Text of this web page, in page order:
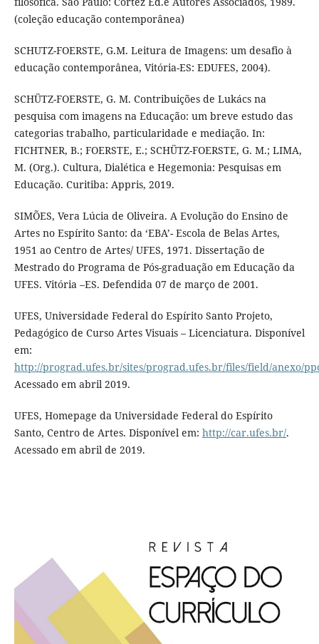
(coleção educação contemporânea)
SCHUTZ-FOERSTE, G.M. Leitura de Imagens: um desafio à
educação contemporânea, Vitória-ES: EDUFES, 2004).
SCHÜTZ-FOERSTE, G. M. Contribuições de Lukács na
pesquisa com imagens na Educação: um breve estudo das
categorias trabalho, particularidade e mediação. In:
FICHTNER, B.; FOERSTE, E.; SCHÜTZ-FOERSTE, G. M.; LIMA,
M. (Org.). Cultura, Dialética e Hegemonia: Pesquisas em
Educação. Curitiba: Appris, 2019.
SIMÕES, Vera Lúcia de Oliveira. A Evolução do Ensino de
Artes no Espírito Santo: da ‘EBA’- Escola de Belas Artes,
1951 ao Centro de Artes/ UFES, 1971. Dissertação de
Mestrado do Programa de Pós-graduação em Educação da
UFES. Vitória –ES. Defendida 07 de março de 2001.
UFES, Universidade Federal do Espírito Santo Projeto,
Pedagógico de Curso Artes Visuais – Licenciatura. Disponível
em:
http://prograd.ufes.br/sites/prograd.ufes.br/files/field/anexo/
Acessado em abril 2019.
UFES, Homepage da Universidade Federal do Espírito
Santo, Centro de Artes. Disponível em: http://car.ufes.br/.
Acessado em abril de 2019.